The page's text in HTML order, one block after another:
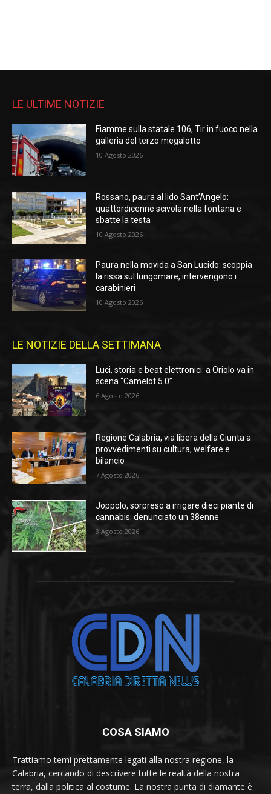
LE ULTIME NOTIZIE
Fiamme sulla statale 106, Tir in fuoco nella
galleria del terzo megalotto
10 Agosto 2026
Rossano, paura al lido Sant’Angelo:
quattordicenne scivola nella fontana e
sbatte la testa
10 Agosto 2026
Paura nella movida a San Lucido: scoppia
la rissa sul lungomare, intervengono i
carabinieri
10 Agosto 2026
LE NOTIZIE DELLA SETTIMANA
Luci, storia e beat elettronici: a Oriolo va in
scena “Camelot 5.0”
6 Agosto 2026
Regione Calabria, via libera della Giunta a
provvedimenti su cultura, welfare e
bilancio
7 Agosto 2026
Joppolo, sorpreso a irrigare dieci piante di
cannabis: denunciato un 38enne
3 Agosto 2026
COSA SIAMO
Trattiamo temi prettamente legati alla nostra regione, la
Calabria, cercando di descrivere tutte le realtà della nostra
terra, dalla politica al costume. La nostra punta di diamante è